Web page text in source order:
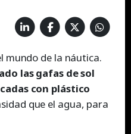
mundo de la náutica.
las gafas de sol
con plástico
que el agua, para